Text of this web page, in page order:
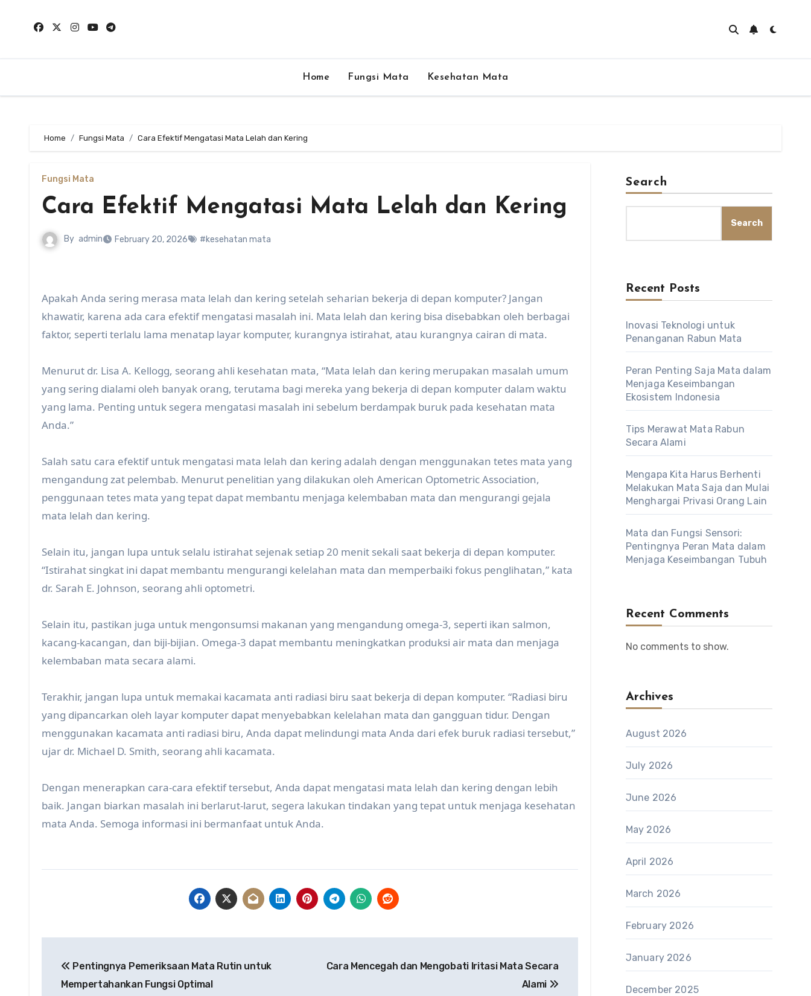
Home Fungsi Mata Kesehatan Mata
Home Fungsi Mata Cara Efektif Mengatasi Mata Lelah dan Kering
Fungsi Mata
Cara Efektif Mengatasi Mata Lelah dan Kering
By admin February 20, 2026 #kesehatan mata
Apakah Anda sering merasa mata lelah dan kering setelah seharian bekerja di depan komputer? Jangan
khawatir, karena ada cara efektif mengatasi masalah ini. Mata lelah dan kering bisa disebabkan oleh berbagai
faktor, seperti terlalu lama menatap layar komputer, kurangnya istirahat, atau kurangnya cairan di mata.
Menurut dr. Lisa A. Kellogg, seorang ahli kesehatan mata, “Mata lelah dan kering merupakan masalah umum
yang sering dialami oleh banyak orang, terutama bagi mereka yang bekerja di depan komputer dalam waktu
yang lama. Penting untuk segera mengatasi masalah ini sebelum berdampak buruk pada kesehatan mata
Anda.”
Salah satu cara efektif untuk mengatasi mata lelah dan kering adalah dengan menggunakan tetes mata yang
mengandung zat pelembab. Menurut penelitian yang dilakukan oleh American Optometric Association,
penggunaan tetes mata yang tepat dapat membantu menjaga kelembaban mata dan mengurangi gejala
mata lelah dan kering.
Selain itu, jangan lupa untuk selalu istirahat sejenak setiap 20 menit sekali saat bekerja di depan komputer.
“Istirahat singkat ini dapat membantu mengurangi kelelahan mata dan memperbaiki fokus penglihatan,” kata
dr. Sarah E. Johnson, seorang ahli optometri.
Selain itu, pastikan juga untuk mengonsumsi makanan yang mengandung omega-3, seperti ikan salmon,
kacang-kacangan, dan biji-bijian. Omega-3 dapat membantu meningkatkan produksi air mata dan menjaga
kelembaban mata secara alami.
Terakhir, jangan lupa untuk memakai kacamata anti radiasi biru saat bekerja di depan komputer. “Radiasi biru
yang dipancarkan oleh layar komputer dapat menyebabkan kelelahan mata dan gangguan tidur. Dengan
menggunakan kacamata anti radiasi biru, Anda dapat melindungi mata Anda dari efek buruk radiasi tersebut,”
ujar dr. Michael D. Smith, seorang ahli kacamata.
Dengan menerapkan cara-cara efektif tersebut, Anda dapat mengatasi mata lelah dan kering dengan lebih
baik. Jangan biarkan masalah ini berlarut-larut, segera lakukan tindakan yang tepat untuk menjaga kesehatan
mata Anda. Semoga informasi ini bermanfaat untuk Anda.
navigation
Pentingnya Pemeriksaan Mata Rutin untuk
Mempertahankan Fungsi Optimal
Cara Mencegah dan Mengobati Iritasi Mata Secara
Alami
Search
Search
Recent Posts
Inovasi Teknologi untuk
Penanganan Rabun Mata
Peran Penting Saja Mata dalam
Menjaga Keseimbangan
Ekosistem Indonesia
Tips Merawat Mata Rabun
Secara Alami
Mengapa Kita Harus Berhenti
Melakukan Mata Saja dan Mulai
Menghargai Privasi Orang Lain
Mata dan Fungsi Sensori:
Pentingnya Peran Mata dalam
Menjaga Keseimbangan Tubuh
Recent Comments
No comments to show.
Archives
August 2026
July 2026
June 2026
May 2026
April 2026
March 2026
February 2026
January 2026
December 2025